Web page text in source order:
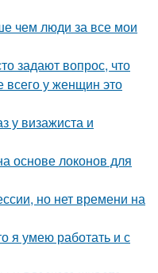
чем люди за все мои
задают вопрос, что
всего у женщин это
у визажиста и
основе локонов для
но нет времени на
я умею работать и с